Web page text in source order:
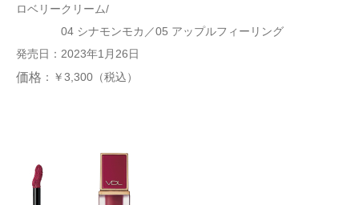
ロベリークリーム/
04 シナモンモカ／05 アップルフィーリング
発売日：2023年1月26日
価格 ：￥3,300（税込）